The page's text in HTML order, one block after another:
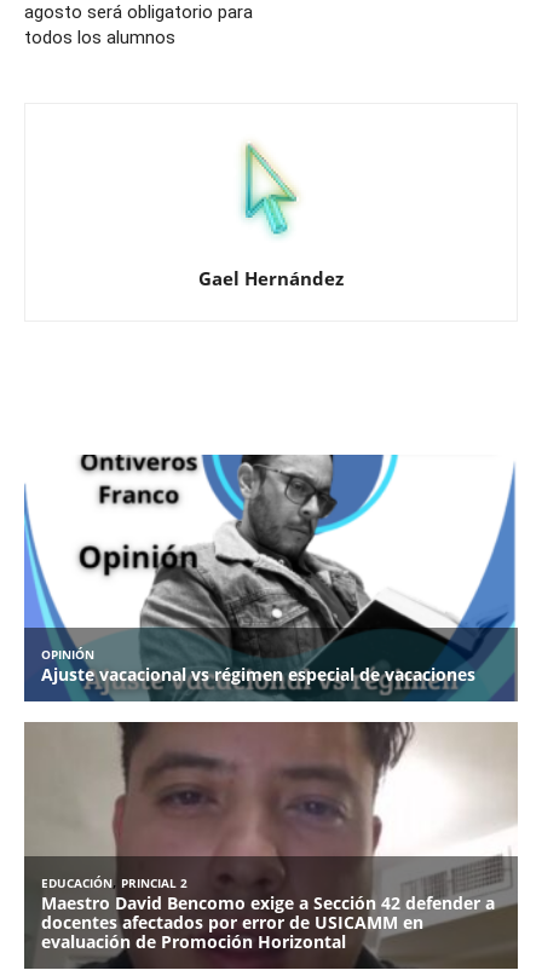
agosto será obligatorio para
todos los alumnos
Gael Hernández